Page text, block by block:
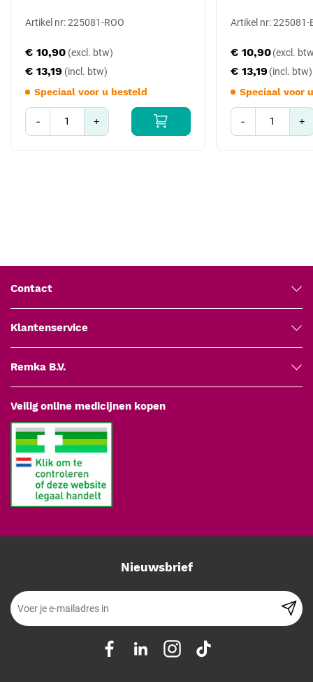
met Luer-Lock aansluiting.
Artikel nr: 225081-ROO
€ 13,19
€ 10,90
Speciaal voor u besteld
- +
Artikel nr: 225081-
€ 13,19
€ 10,90
Speciaal voor
- +
Contact
Klantenservice
Remka B.V.
Veilig online medicijnen kopen
Nieuwsbrief